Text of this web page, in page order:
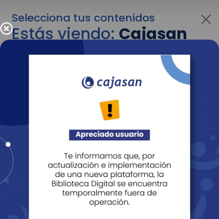
Selecciona tus contenidos
Estás viendo:Cajasan
para empresas
Para cambiar al contenido de tu interés más
adelante recuerda utilizar el menú
Entendido